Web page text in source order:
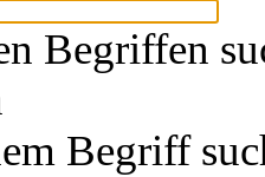
Begriffen
Begriff